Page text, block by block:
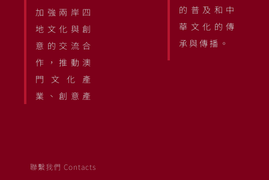
加強兩岸四
地文化與創
意的交流合
作，推動澳
門文化產
業、創意產
的普及和中
華文化的傳
承與傳播。
聯繫我們 Contacts